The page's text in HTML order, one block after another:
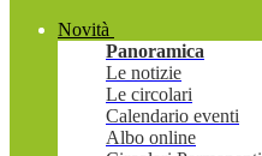
Novità
Panoramica
Le notizie
Le circolari
Calendario eventi
Albo online